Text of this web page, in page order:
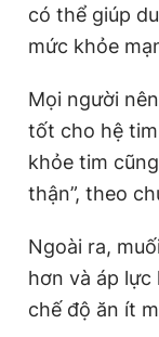
có thể giúp
mức khỏe
Mọi người
tốt cho hệ tim
khỏe tim
thận”, theo
Ngoài ra,
hơn và áp
chế độ ăn ít